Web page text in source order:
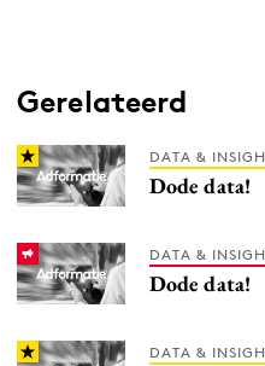
Gerelateerd
DATA &
Dode data!
DATA &
Dode data!
DATA &